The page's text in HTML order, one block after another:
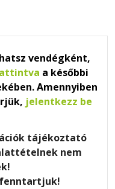
vendégként,
a későbbi
Amennyiben
jelentkezz be
tájékoztató
nem